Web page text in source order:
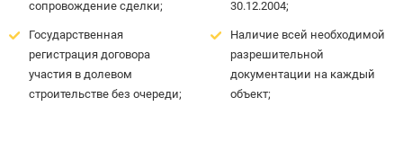
сопровождение сделки;
Государственная
регистрация договора
участия в долевом
строительстве без очереди;
30.12.2004;
Наличие всей необходимой
разрешительной
документации на каждый
объект;